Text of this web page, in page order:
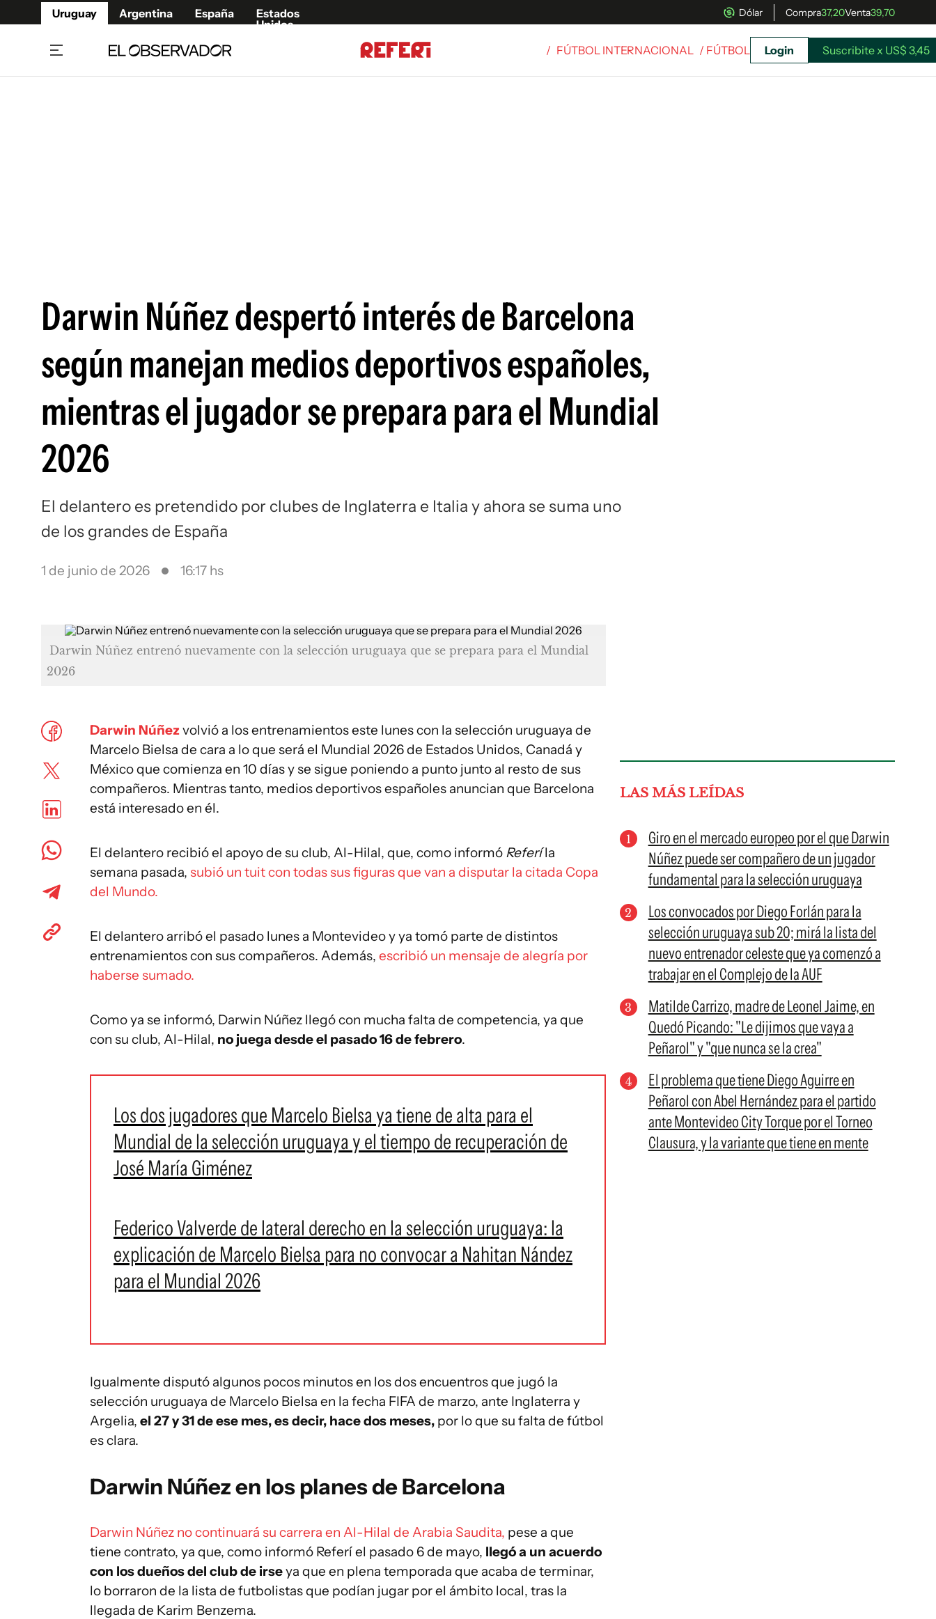
Uruguay Argentina España
Estados
Unidos
Dólar Compra37,20Venta39,70
Siguenos en:
/ FÚTBOL INTERNACIONAL / FÚTBOL Login Suscribite x US$ 3,45
Darwin Núñez despertó interés de Barcelona
según manejan medios deportivos españoles,
mientras el jugador se prepara para el Mundial
2026
El delantero es pretendido por clubes de Inglaterra e Italia y ahora se suma uno
de los grandes de España
1 de junio de 2026 16:17 hs
Darwin Núñez entrenó nuevamente con la selección uruguaya que se prepara para el Mundial
2026
Darwin Núñezvolvió a los entrenamientos este lunes con la selección uruguaya de
Marcelo Bielsa de cara a lo que será el Mundial 2026 de Estados Unidos, Canadá y
México que comienza en 10 días y se sigue poniendo a punto junto al resto de sus
compañeros. Mientras tanto, medios deportivos españoles anuncian que Barcelona
está interesado en él.
El delantero recibió el apoyo de su club, Al-Hilal, que, como informó Referíla
semana pasada, subió un tuit con todas sus figuras que van a disputar la citada Copa
del Mundo.
El delantero arribó el pasado lunes a Montevideo y ya tomó parte de distintos
entrenamientos con sus compañeros. Además, escribió un mensaje de alegría por
haberse sumado.
Como ya se informó, Darwin Núñez llegó con mucha falta de competencia, ya que
con su club, Al-Hilal, no juega desde el pasado 16 de febrero.
Los dos jugadores que Marcelo Bielsa ya tiene de alta para el
Mundial de la selección uruguaya y el tiempo de recuperación de
José María Giménez
Federico Valverde de lateral derecho en la selección uruguaya: la
explicación de Marcelo Bielsa para no convocar a Nahitan Nández
para el Mundial 2026
Igualmente disputó algunos pocos minutos en los dos encuentros que jugó la
selección uruguaya de Marcelo Bielsa en la fecha FIFA de marzo, ante Inglaterra y
Argelia, el 27 y 31 de ese mes, es decir, hace dos meses, por lo que su falta de fútbol
es clara.
Darwin Núñez en los planes de Barcelona
Darwin Núñez no continuará su carrera en Al-Hilal de Arabia Saudita, pese a que
tiene contrato, ya que, como informó Referí el pasado 6 de mayo, llegó a un acuerdo
con los dueños del club de irseya que en plena temporada que acaba de terminar,
lo borraron de la lista de futbolistas que podían jugar por el ámbito local, tras la
llegada de Karim Benzema.
LAS MÁS LEÍDAS
Giro en el mercado europeo por el que Darwin
Núñez puede ser compañero de un jugador
fundamental para la selección uruguaya
Los convocados por Diego Forlán para la
selección uruguaya sub 20; mirá la lista del
nuevo entrenador celeste que ya comenzó a
trabajar en el Complejo de la AUF
Matilde Carrizo, madre de Leonel Jaime, en
Quedó Picando: "Le dijimos que vaya a
Peñarol" y "que nunca se la crea"
El problema que tiene Diego Aguirre en
Peñarol con Abel Hernández para el partido
ante Montevideo City Torque por el Torneo
Clausura, y la variante que tiene en mente